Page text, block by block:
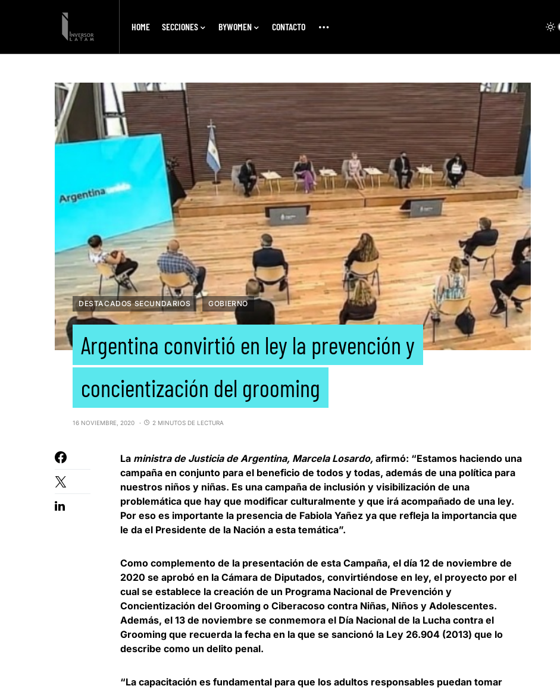
HOME SECCIONES BYWOMEN CONTACTO
DESTACADOS SECUNDARIOS GOBIERNO
Argentina convirtió en ley la prevención y
concientización del grooming
16 NOVIEMBRE, 2020 2 MINUTOS DE LECTURA
La ministra de Justicia de Argentina, Marcela Losardo, afirmó: “Estamos haciendo una
campaña en conjunto para el beneficio de todos y todas, además de una política para
nuestros niños y niñas. Es una campaña de inclusión y visibilización de una
problemática que hay que modificar culturalmente y que irá acompañado de una ley.
Por eso es importante la presencia de Fabiola Yañez ya que refleja la importancia que
le da el Presidente de la Nación a esta temática”.
Como complemento de la presentación de esta Campaña, el día 12 de noviembre de
2020 se aprobó en la Cámara de Diputados, convirtiéndose en ley, el proyecto por el
cual se establece la creación de un Programa Nacional de Prevención y
Concientización del Grooming o Ciberacoso contra Niñas, Niños y Adolescentes.
Además, el 13 de noviembre se conmemora el Día Nacional de la Lucha contra el
Grooming que recuerda la fecha en la que se sancionó la Ley 26.904 (2013) que lo
describe como un delito penal.
“La capacitación es fundamental para que los adultos responsables puedan tomar